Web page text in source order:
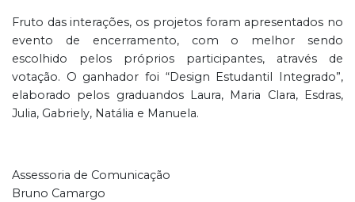
Fruto das interações, os projetos foram apresentados no
evento de encerramento, com o melhor sendo
escolhido pelos próprios participantes, através de
votação. O ganhador foi “Design Estudantil Integrado”,
elaborado pelos graduandos Laura, Maria Clara, Esdras,
Julia, Gabriely, Natália e Manuela.
Assessoria de Comunicação
Bruno Camargo